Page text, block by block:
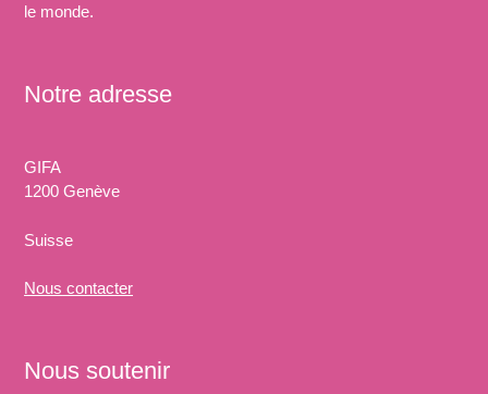
le monde.
Notre adresse
GIFA
1200 Genève
Suisse
Nous contacter
Nous soutenir